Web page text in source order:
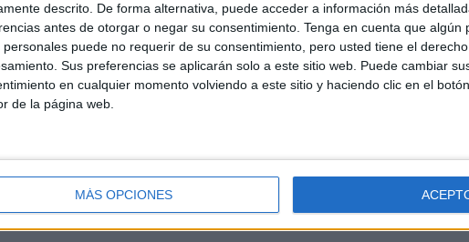
descrito. De forma alternativa, puede acceder a información más
antes de otorgar o negar su consentimiento. Tenga en cuenta que algún
personales puede no requerir de su consentimiento, pero usted tiene el
Sus preferencias se aplicarán solo a este sitio web. Puede cambiar
en cualquier momento volviendo a este sitio y haciendo clic en el
de la página web.
MÁS OPCIONES
de la Ciudad Autónoma que están implicadas en el mencionado
y también la Federación Provincial de Asociaciones de Vecinos.
carpas las que se instalarán en distintas barriadas de nuestra ciudad